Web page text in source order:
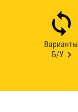
Варианты
Б/У